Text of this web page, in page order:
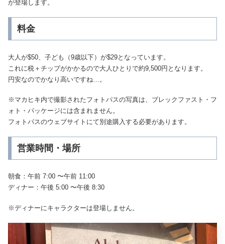
が登場します。
料金
大人が$50、子ども（9歳以下）が$29となっています。
これに税＋チップがかかるので大人ひとりで約9,500円となります。
円安なのでかなり高いですね…。
※マカヒキ内で撮影されたフォトパスの写真は、ブレックファスト・フ
ォト・パッケージには含まれません。
フォトパスのウェブサイトにて別途購入する必要があります。
営業時間・場所
朝食：午前 7:00 〜午前 11:00
ディナー：午後 5:00 〜午後 8:30
※ディナーにキャラクターは登場しません。